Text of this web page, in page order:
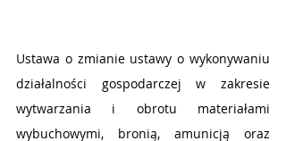
Ustawa o zmianie ustawy o wykonywaniu
działalności gospodarczej w zakresie
wytwarzania i obrotu materiałami
wybuchowymi, bronią, amunicją oraz